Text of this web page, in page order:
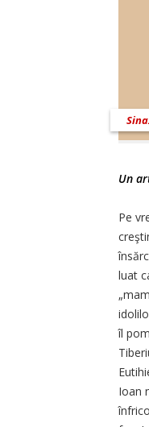
Un
Pe
luat
îl
Ioan